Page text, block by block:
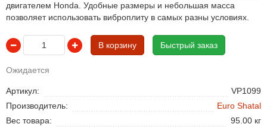
двигателем Honda. Удобные размеры и небольшая масса
позволяет использовать виброплиту в самых разны условиях.
В корзину Быстрый заказ
Ожидается
Артикул:
VP1099
Производитель:
Euro Shatal
Вес товара:
95.00 кг